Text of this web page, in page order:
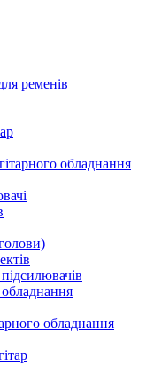
ременів
обладнання
обладнання
обладнання